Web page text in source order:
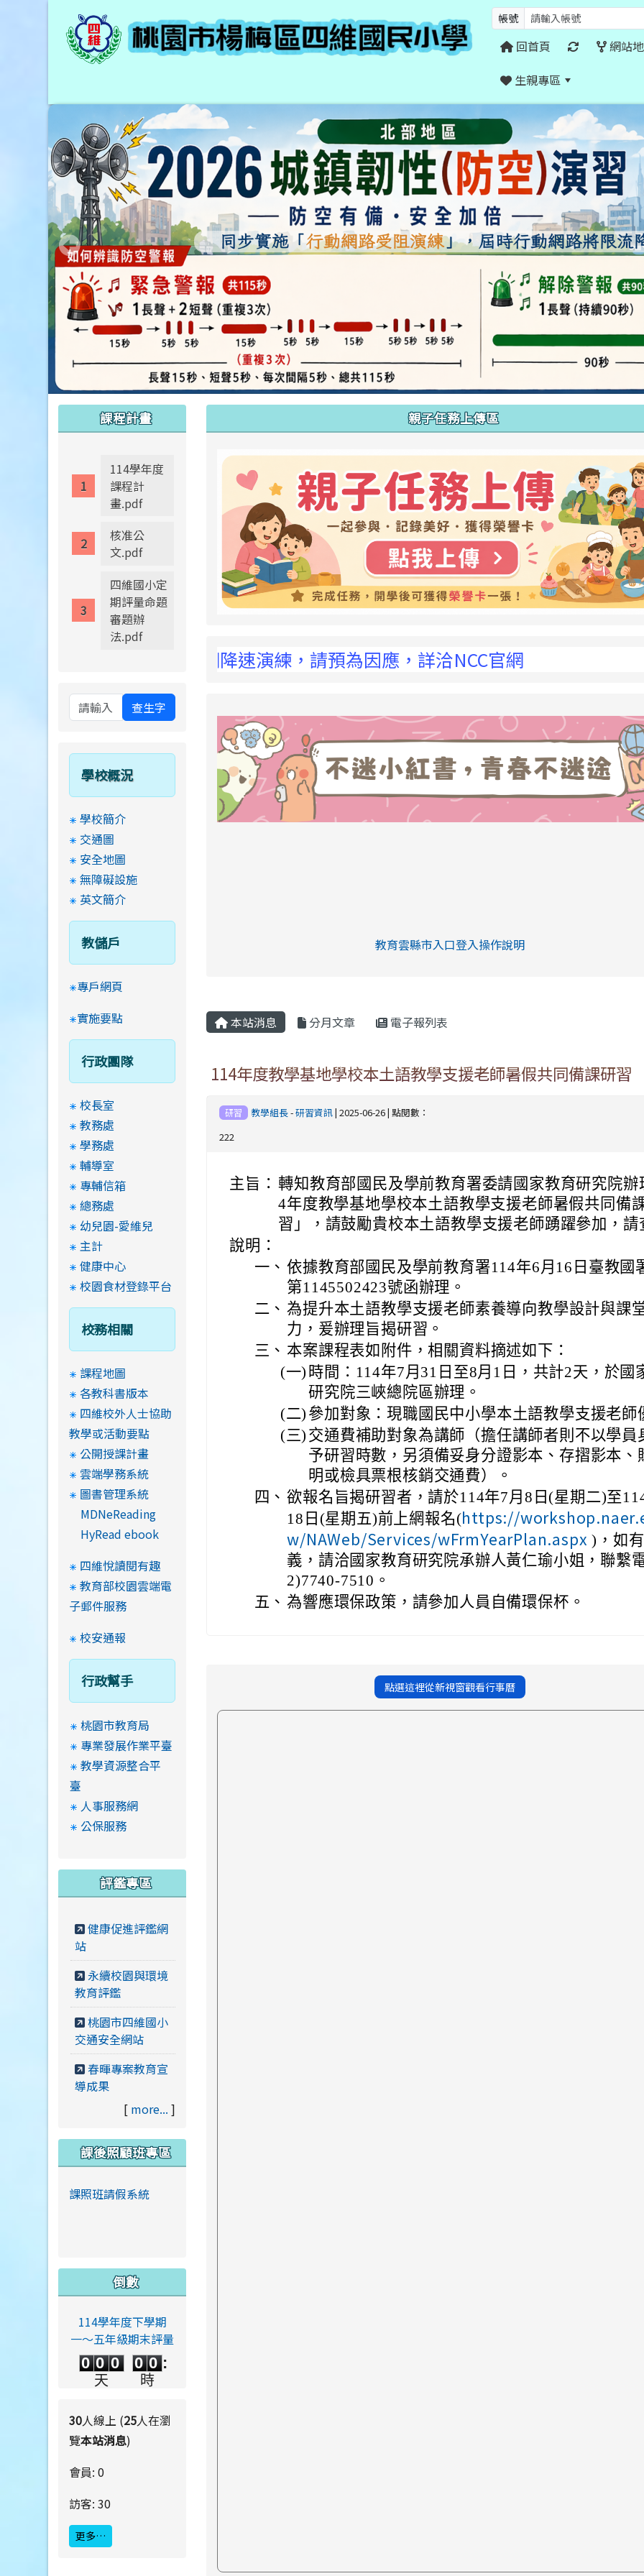
帳號
回首頁 網站
生親專區
親子任務上傳區
防空演習行網降速演練，請預為因應，詳洽NCC官網
link to https://eliteracy.edu.tw/
link to https://eliteracy.edu.tw/Shorts/
教育雲縣市入口登入操作說明
link to https://eliteracy.edu.tw/
本站消息 分月文章 電子報列表
114年度教學基地學校本土語教學支援老師暑假共同備課研習
研習 教學組長-研習資訊| 2025-06-26 | 點閱數：
222
主旨： 轉知教育部國民及學前教育署委請國家教育研究院辦
4年度教學基地學校本土語教學支援老師暑假共同備
習」，請鼓勵貴校本土語教學支援老師踴躍參加，請
說明：
一、 依據教育部國民及學前教育署114年6月16日臺教國
第1145502423號函辦理。
二、 為提升本土語教學支援老師素養導向教學設計與課
力，爰辦理旨揭研習。
三、 本案課程表如附件，相關資料摘述如下：
(一) 時間：114年7月31日至8月1日，共計2天，於國
研究院三峽總院區辦理。
(二) 參加對象：現職國民中小學本土語教學支援老師
(三) 交通費補助對象為講師（擔任講師者則不以學員
予研習時數，另須備妥身分證影本、存摺影本、
明或檢具票根核銷交通費）。
四、 欲報名旨揭研習者，請於114年7月8日(星期二)至
18日(星期五)前上網報名(https://
w/NAWeb/Services/wFrmYearPlan.aspx )，如
義，請洽國家教育研究院承辦人黃仁瑜小姐，聯繫
2)7740-7510。
五、 為響應環保政策，請參加人員自備環保杯。
點選這裡從新視窗觀看行事曆
課程計畫
114學年度
課程計
畫.pdf
核准公
文.pdf
四維國小定
期評量命題
審題辦
法.pdf
查生字
學校概況
學校簡介
交通圖
安全地圖
無障礙設施
英文簡介
教儲戶
專戶網頁
實施要點
行政團隊
校長室
教務處
學務處
輔導室
專輔信箱
總務處
幼兒園-愛維兒
主計
健康中心
校園食材登錄平台
校務相關
課程地圖
各教科書版本
四維校外人士協助
教學或活動要點
公開授課計畫
雲端學務系統
圖書管理系統
MDNeReading
HyRead ebook
四維悅讀閱有趣
教育部校園雲端電
子郵件服務
校安通報
行政幫手
桃園市教育局
專業發展作業平臺
教學資源整合平
臺
人事服務網
公保服務
評鑑專區
健康促進評鑑網
站
永續校園與環境
教育評鑑
桃園市四維國小
交通安全網站
春暉專案教育宣
導成果
[ more... ]
課後照顧班專區
課照班請假系統
倒數
114學年度下學期
一～五年級期末評量
0
0
0
0
0
0
天
0
0
0
0
時
:
0 0
分
0
秒
30人線上 (25人在瀏
覽本站消息)
會員: 0
訪客: 30
更多…